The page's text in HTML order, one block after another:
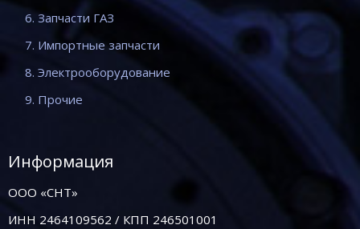
6. Запчасти ГАЗ
7. Импортные запчасти
8. Электрооборудование
9. Прочие
Информация
ООО «СНТ»
ИНН 2464109562 / КПП 246501001